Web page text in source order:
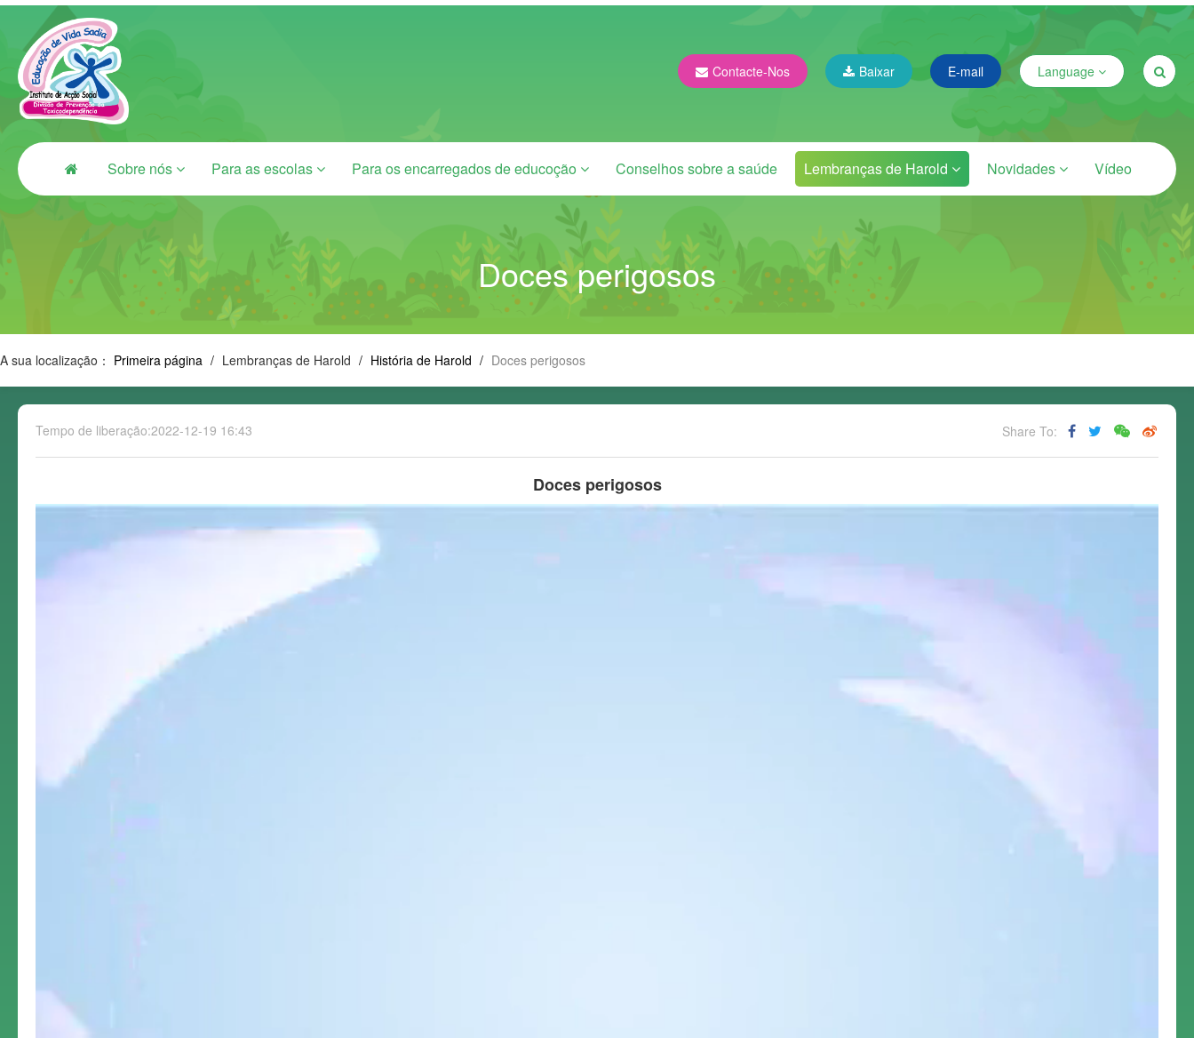
Contacte-Nos Baixar E-mail Language
Sobre nós Para as escolas Para os encarregados de educoção Conselhos sobre a saúde Lembranças de Harold Novidades Vídeo
Doces perigosos
A sua localização： Primeira página / Lembranças de Harold / História de Harold / Doces perigosos
Tempo de liberação:2022-12-19 16:43 Share To:
Doces perigosos